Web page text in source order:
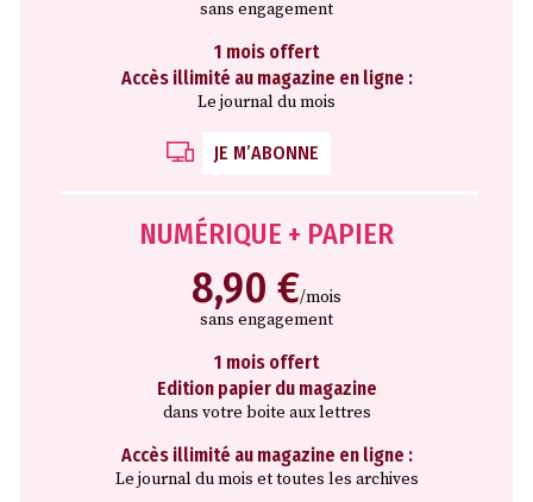
sans engagement
1 mois offert
Accès illimité au magazine en ligne :
Le journal du mois
JE M’ABONNE
NUMÉRIQUE + PAPIER
8,90 €/mois
sans engagement
1 mois offert
Edition papier du magazine
dans votre boite aux lettres
Accès illimité au magazine en ligne :
Le journal du mois et toutes les archives